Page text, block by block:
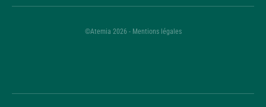
©Atemia 2026 - Mentions légales